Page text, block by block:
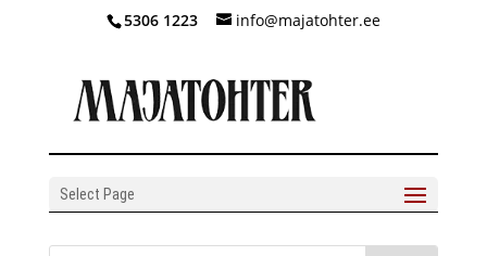
5306 1223 info@majatohter.ee
Select Page